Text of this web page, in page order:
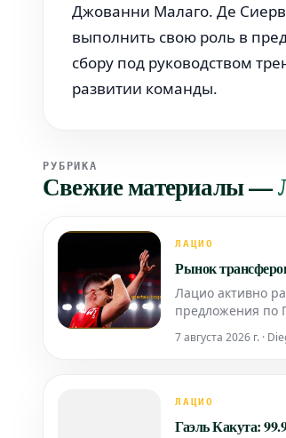
Джованни Малаго. Де
выполнить свою роль в
сбору под руководством
развитии команды.
РУБРИКА
Свежие материалы—
ЛАЦИО
Рынок
Лацио активно
предложения по
римский клуб
все зависит от
7 августа 2026 г. ·
ЛАЦИО
Гаэль Какута: